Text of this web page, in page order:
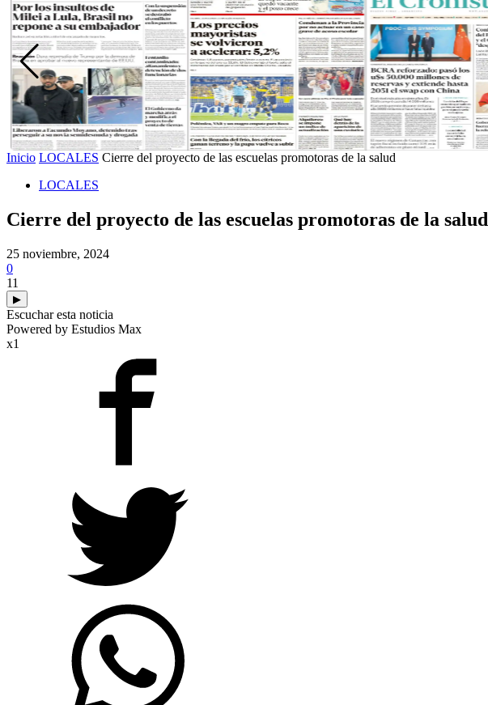
Inicio LOCALES Cierre del proyecto de las escuelas promotoras de la salud
LOCALES
Cierre del proyecto de las escuelas promotoras de la salud
25 noviembre, 2024
0
11
▶
Escuchar esta noticia
Powered by Estudios Max
x1